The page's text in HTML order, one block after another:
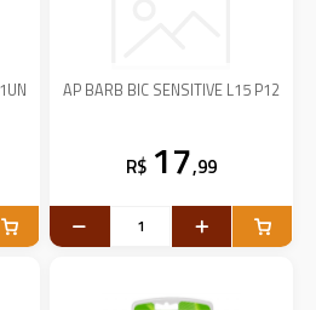
AP BARB BIC SENSITIVE L15 P12
R$ 17,99